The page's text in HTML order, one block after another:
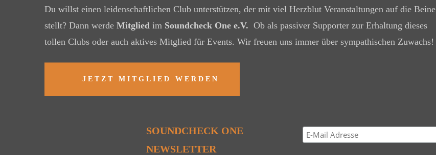
Du willst einen leidenschaftlichen Club unterstützen, der mit viel Herzblut Veranstaltungen auf die Beine
stellt? Dann werde Mitglied im Soundcheck One e.V. Ob als passiver Supporter zur Erhaltung dieses
tollen Clubs oder auch aktives Mitglied für Events. Wir freuen uns immer über sympathischen Zuwachs!
JETZT MITGLIED WERDEN
SOUNDCHECK ONE
NEWSLETTER